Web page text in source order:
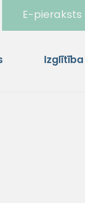
E-pieraksts